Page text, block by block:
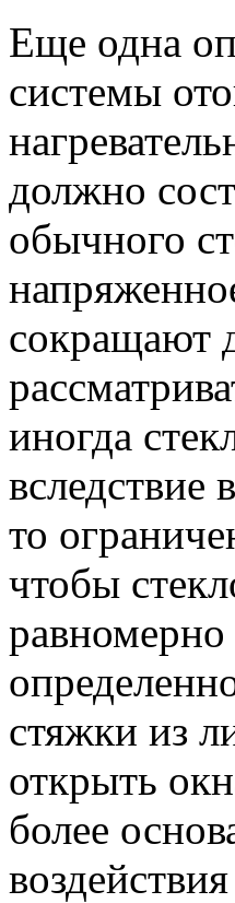
Еще одна
системы
должно
обычного
сокращают
иногда
вследствие
то
чтобы
равномерно
стяжки из
открыть
более